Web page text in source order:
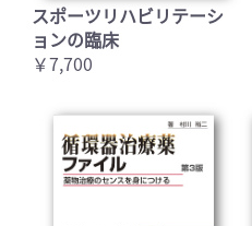
スポーツリハビリテーシ
ョンの臨床
￥7,700